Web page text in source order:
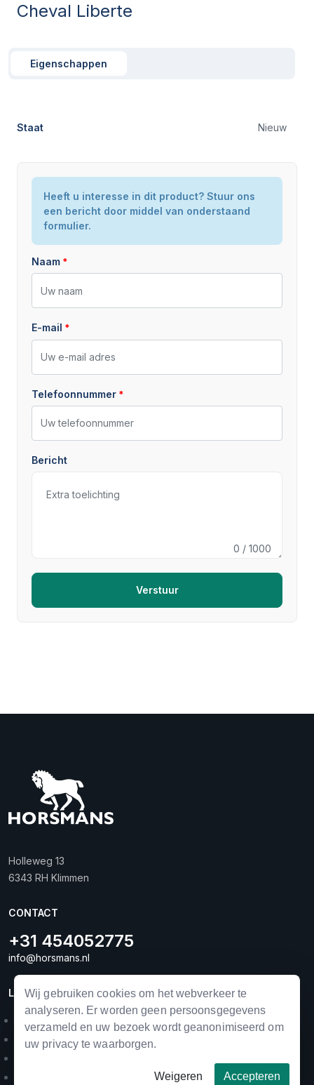
Wij gebruiken cookies om het webverkeer te
analyseren. Er worden geen persoonsgegevens
verzameld en uw bezoek wordt geanonimiseerd om
uw privacy te waarborgen.
Weigeren Accepteren
Cheval Liberte
Eigenschappen
Staat Nieuw
Heeft u interesse in dit product? Stuur ons
een bericht door middel van onderstaand
formulier.
Naam
E-mail
Telefoonnummer
Bericht
0 / 1000
Verstuur
Holleweg 13
6343 RH Klimmen
CONTACT
+31 454052775
info@horsmans.nl
LINKS
Landbouwmechanisatie
Horse equipment